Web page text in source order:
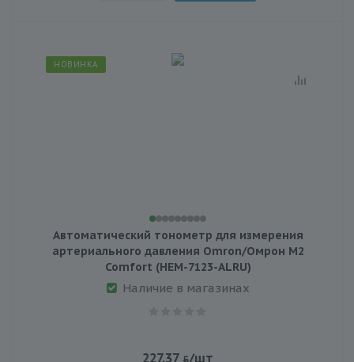
НОВИНКА
Автоматический тонометр для измерения
артериального давления Omron/Омрон М2
Comfort (HEM-7123-ALRU)
Наличие в магазинах
227.37 /шт